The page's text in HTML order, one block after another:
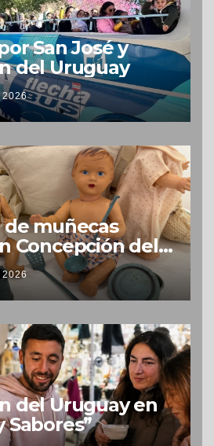
San José y
del Uruguay
2026
de muñecas
Concepción del
del Uruguay en
Sabores”